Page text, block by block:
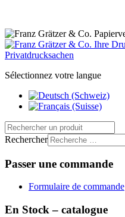
Sélectionnez votre langue
Rechercher
Passer une commande
Formulaire de commande
En Stock – catalogue